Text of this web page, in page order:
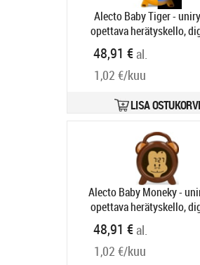
Alecto Baby Tiger -
opettava herätyskello,
Tootekood:
Tarneaeg 4-6 tp
48,91 €al.
1,02 €/kuu
LISA OSTUKORVI
Alecto Baby Moneky -
opettava herätyskello,
Tootekood:
Tarneaeg 4-6 tp
48,91 €al.
1,02 €/kuu